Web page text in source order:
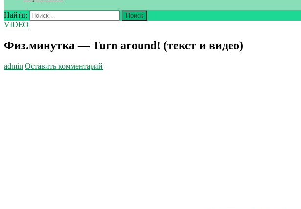
Найти:
VIDEO
Физ.минутка — Turn around! (текст и видео)
admin Оставить комментарий